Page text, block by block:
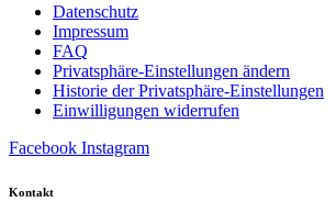
Datenschutz
Impressum
FAQ
Privatsphäre-Einstellungen ändern
Historie der Privatsphäre-Einstellungen
Einwilligungen widerrufen
Facebook Instagram
Kontakt